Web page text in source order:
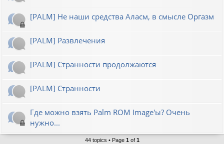
[PALM] Не наши средства Аласм, в смысле Оргазм
[PALM] Развлечения
[PALM] Странности продолжаются
[PALM] Странности
Где можно взять Palm ROM Image'ы? Очень
нужно...
44 topics • Page 1 of 1